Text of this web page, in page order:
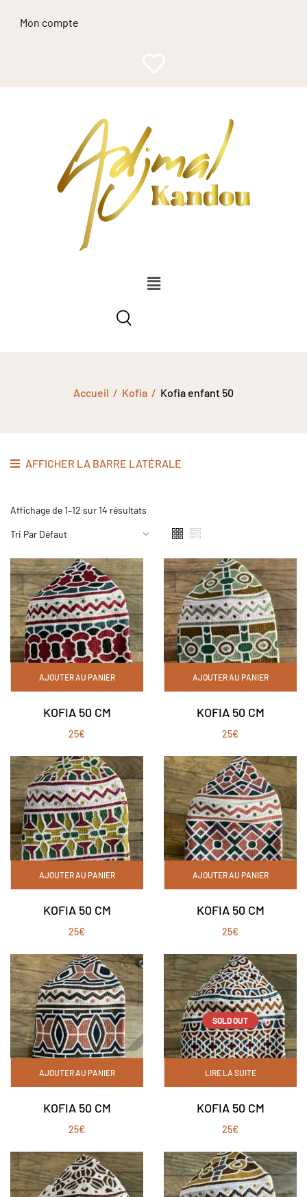
Mon compte
Accueil Kofia Kofia enfant 50
AFFICHER LA BARRE LATÉRALE
Affichage de 1–12 sur 14 résultats
AJOUTER AU PANIER
KOFIA 50 CM
25€
AJOUTER AU PANIER
KOFIA 50 CM
25€
AJOUTER AU PANIER
KOFIA 50 CM
25€
AJOUTER AU PANIER
KOFIA 50 CM
25€
AJOUTER AU PANIER
KOFIA 50 CM
25€
SOLD OUT
LIRE LA SUITE
KOFIA 50 CM
25€